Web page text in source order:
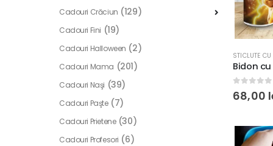
STICLUTE
0 out of
68,00
Cadouri Crăciun (129)
Cadouri Fini (19)
Cadouri Halloween (2)
Cadouri Mama (201)
Cadouri Naşi (39)
Cadouri Paşte (7)
Cadouri Prietene (30)
Cadouri Profesori (6)